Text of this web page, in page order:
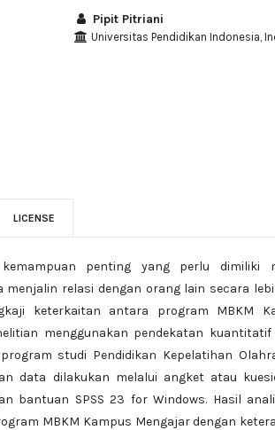
Pipit Pitriani
Universitas Pendidikan Indonesia,
LICENSE
penting yang perlu dimiliki
relasi dengan orang lain secara
keterkaitan antara program MBKM
menggunakan pendekatan
studi Pendidikan Kepelatihan
data dilakukan melalui angket atau
bantuan SPSS 23 for Windows. Hasil
MBKM Kampus Mengajar dengan